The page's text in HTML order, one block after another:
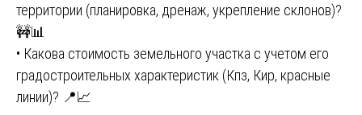
территории (планировка, дренаж, укрепление склонов)?
🚧📊
• Какова стоимость земельного участка с учетом его
градостроительных характеристик (Кпз, Кир, красные
линии)? 📍📈